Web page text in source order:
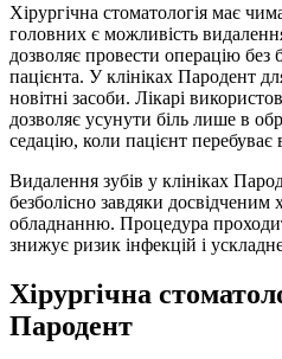
Хірургічна стоматологія має
головних є можливість
дозволяє провести операцію без
пацієнта. У клініках Пародент
новітні засоби. Лікарі
дозволяє усунути біль лише в
седацію, коли пацієнт перебуває
Видалення зубів у клініках
безболісно завдяки досвідченим
обладнанню. Процедура
знижує ризик інфекцій і
Хірургічна
Пародент